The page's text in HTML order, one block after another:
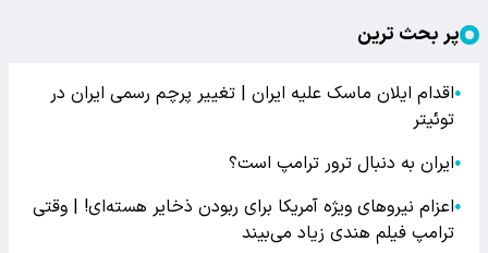
پر بحث ترین
●اقدام ایلان ماسک علیه ایران | تغییر پرچم رسمی ایران در
توئیتر
●ایران به دنبال ترور ترامپ است؟
●اعزام نیروهای ویژه آمریکا برای ربودن ذخایر هسته‌ای! | وقتی
ترامپ فیلم هندی زیاد می‌بیند